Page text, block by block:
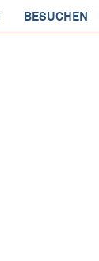
BESUCHEN